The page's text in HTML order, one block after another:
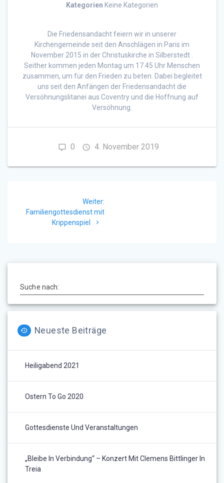
Kategorien Keine Kategorien
Die Friedensandacht feiern wir in unserer
Kirchengemeinde seit den Anschlägen in Paris im
November 2015 in der Christuskirche in Silberstedt .
Seither kommen jeden Montag um 17.45 Uhr Menschen
zusammen, um für den Frieden zu beten. Dabei begleitet
uns seit den Anfängen der Friedensandacht die
Versöhnungslitanei aus Coventry und die Hoffnung auf
Versöhnung.
0 4. November 2019
Weiter:
Beitrag:
Familiengottesdienst mit
Krippenspiel
Suche nach:
Neueste Beiträge
Heiligabend 2021
Ostern To Go 2020
Gottesdienste Und Veranstaltungen
„Bleibe In Verbindung“ – Konzert Mit Clemens Bittlinger In
Treia